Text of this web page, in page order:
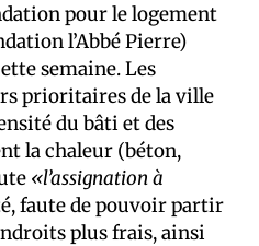
pour le logement
l’Abbé Pierre)
semaine. Les
prioritaires de la ville
du bâti et des
la chaleur (béton,
«l’assignation à
faute de pouvoir partir
plus frais, ainsi